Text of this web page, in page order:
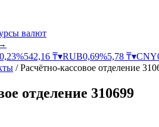
валют
0,23%542,16 ₸▾RUB0,69%5,78 ₸▾CNY
/Расчётно-кассовое отделение
отделение 310699